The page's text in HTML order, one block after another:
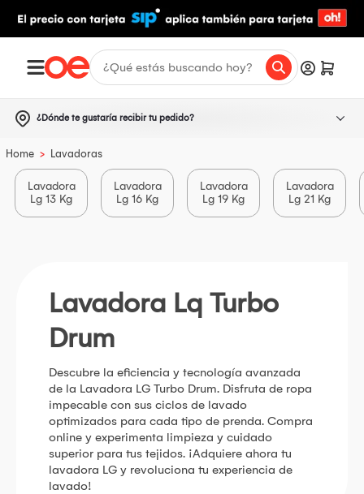
¿Dónde te gustaría recibir tu pedido?
Home > Lavadoras
Lavadora
Lg 13 Kg
Lavadora
Lg 16 Kg
Lavadora
Lg 19 Kg
Lavadora
Lg 21 Kg
Lavadora Lq Turbo
Drum
Descubre la eficiencia y tecnología avanzada
de la Lavadora LG Turbo Drum. Disfruta de ropa
impecable con sus ciclos de lavado
optimizados para cada tipo de prenda. Compra
online y experimenta limpieza y cuidado
superior para tus tejidos. ¡Adquiere ahora tu
lavadora LG y revoluciona tu experiencia de
lavado!